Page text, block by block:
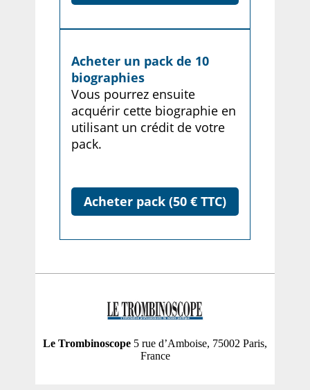
Acheter un pack de 10
biographies
Vous pourrez ensuite
acquérir cette biographie en
utilisant un crédit de votre
pack.
Acheter pack (50 € TTC)
Le Trombinoscope 5 rue d’Amboise, 75002 Paris,
France